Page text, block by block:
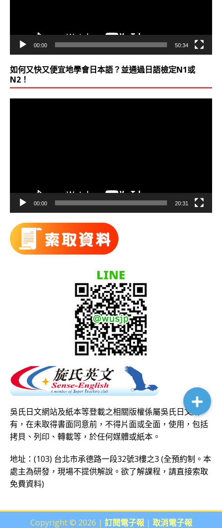
00:00 50:34
如何又快又便宜地學會日本語？並通過日語檢定N1或
N2！
00:00 20:31
吳氏日文網站及紙本等登載之相關版權係屬吳氏日文所
有，在未取得書面同意前，不得片面或全面，使用，包括
拷貝、列印、轉載等，於任何媒體或紙本。
地址：(103) 台北市承德路一段32號3樓之3 (全預約制。本
處主為研發，現場不提供解說。欲了解課程，請直接索取
免費資料)
Copyright © 2026 | 訂閱電子報| 取消電子報